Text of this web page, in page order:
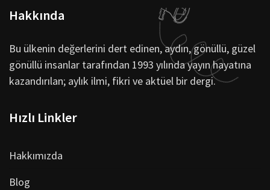
Hakkında
Bu ülkenin değerlerini dert edinen, aydın, gönüllü, güzel
gönüllü insanlar tarafından 1993 yılında yayın hayatına
kazandırılan; aylık ilmi, fikri ve aktüel bir dergi.
Hızlı Linkler
Hakkımızda
Blog